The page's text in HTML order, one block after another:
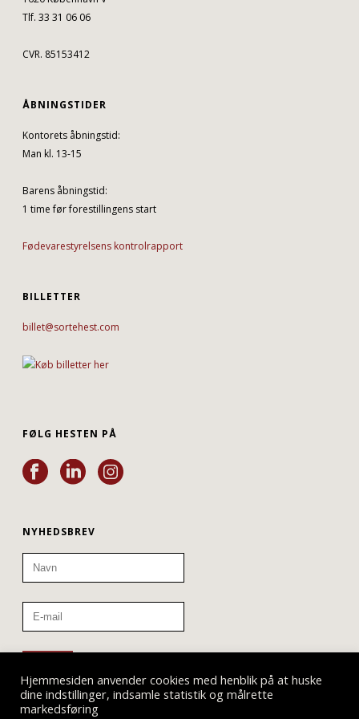
Tlf. 33 31 06 06
CVR. 85153412
ÅBNINGSTIDER
Kontorets åbningstid:
Man kl. 13-15
Barens åbningstid:
1 time før forestillingens start
Fødevarestyrelsens kontrolrapport
BILLETTER
billet@sortehest.com
FØLG HESTEN PÅ
NYHEDSBREV
Hjemmesiden anvender cookies med henblik på at huske
dine indstillinger, indsamle statistik og målrette
markedsføring